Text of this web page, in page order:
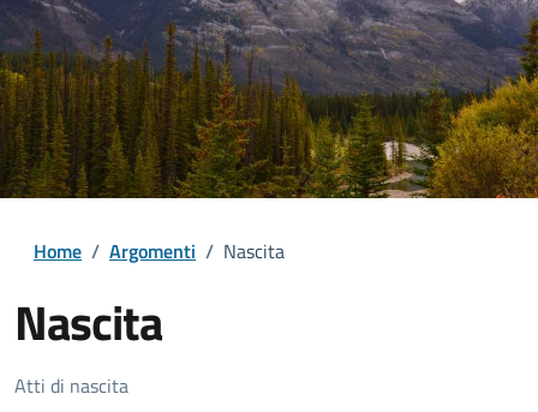
Home / Argomenti / Nascita
Nascita
Dettagli della notizia
Atti di nascita